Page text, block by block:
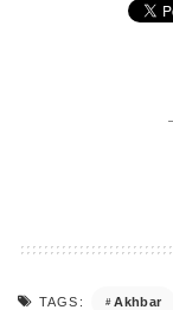
TAGS: Akhbar